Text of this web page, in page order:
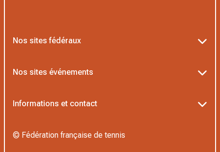
Nos sites fédéraux
Proshop FFT
Nos sites événements
Informations et contact
© Fédération française de tennis